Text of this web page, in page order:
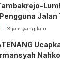
Jalan
3 jam yang lalu